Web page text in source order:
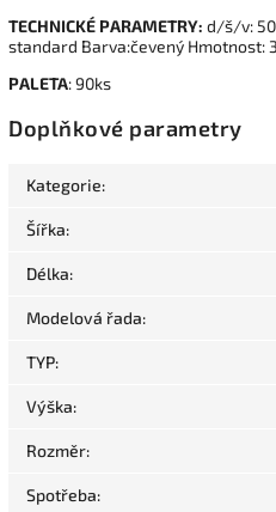
TECHNICKÉ PARAMETRY: d/š/v: 50
standard Barva:čevený Hmotnost:
PALETA: 90ks
Doplňkové parametry
Kategorie:
Šířka:
Délka:
Modelová řada:
TYP:
Výška:
Rozměr:
Spotřeba: